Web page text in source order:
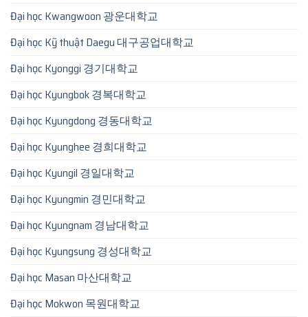
Đại học Kwangwoon 광운대학교
Đại học Kỹ thuật Daegu 대구공업대학교
Đại học Kyonggi 경기대학교
Đại học Kyungbok 경복대학교
Đại học Kyungdong 경동대학교
Đại học Kyunghee 경희대학교
Đại học Kyungil 경일대학교
Đại học Kyungmin 경민대학교
Đại học Kyungnam 경남대학교
Đại học Kyungsung 경성대학교
Đại học Masan 마산대학교
Đại học Mokwon 목원대학교